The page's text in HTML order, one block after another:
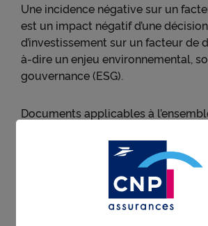
Une incidence négative sur un
est un impact négatif d’une décision
d’investissement sur un facteur de
à-dire un enjeu environnemental,
gouvernance (ESG).
Documents applicables à
Politique de diligence
les incidences négatives sur
durabilité des décisions